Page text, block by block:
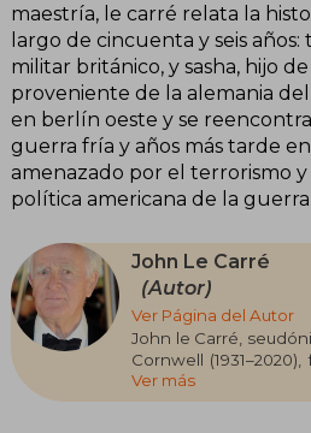
maestría, le carré relata la
largo de cincuenta y seis
militar británico, y sasha, hijo
proveniente de la alemania
en berlín oeste y se
guerra fría y años más tarde
amenazado por el terrorismo
política americana de la
John Le Carré
(Autor)
Ver Página del Autor
John le Carré,
Cornwell
reconocido por
espionaje. Antes de
Ver más